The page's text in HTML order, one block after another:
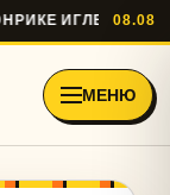
ИГЛЕСИАС И
08.08
МЕНЮ